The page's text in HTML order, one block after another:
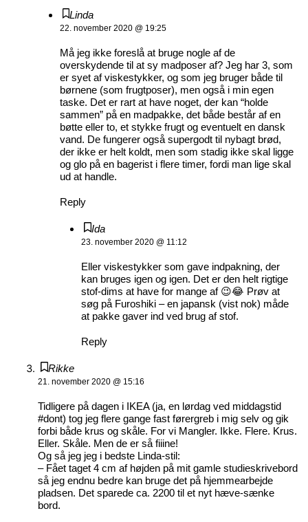
Linda
22. november 2020 @ 19:25
Må jeg ikke foreslå at bruge nogle af de
overskydende til at sy madposer af? Jeg har 3, som
er syet af viskestykker, og som jeg bruger både til
børnene (som frugtposer), men også i min egen
taske. Det er rart at have noget, der kan “holde
sammen” på en madpakke, det både består af en
bøtte eller to, et stykke frugt og eventuelt en dansk
vand. De fungerer også supergodt til nybagt brød,
der ikke er helt koldt, men som stadig ikke skal ligge
og glo på en bagerist i flere timer, fordi man lige skal
ud at handle.
Reply
Ida
23. november 2020 @ 11:12
Eller viskestykker som gave indpakning, der
kan bruges igen og igen. Det er den helt rigtige
stof-dims at have for mange af 😉😂 Prøv at
søg på Furoshiki – en japansk (vist nok) måde
at pakke gaver ind ved brug af stof.
Reply
Rikke
21. november 2020 @ 15:16
Tidligere på dagen i IKEA (ja, en lørdag ved middagstid
#dont) tog jeg flere gange fast førergreb i mig selv og gik
forbi både krus og skåle. For vi Mangler. Ikke. Flere. Krus.
Eller. Skåle. Men de er så fiiine!
Og så jeg jeg i bedste Linda-stil:
– Fået taget 4 cm af højden på mit gamle studieskrivebord
så jeg endnu bedre kan bruge det på hjemmearbejde
pladsen. Det sparede ca. 2200 til et nyt hæve-sænke
bord.